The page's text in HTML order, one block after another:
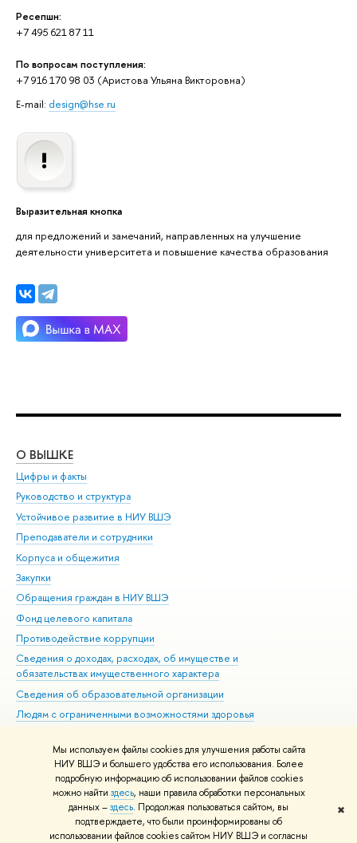
Мы используем файлы cookies для улучшения работы сайта
НИУ ВШЭ и большего удобства его использования. Более
подробную информацию об использовании файлов cookies
можно найти здесь, наши правила обработки персональных
данных –здесь. Продолжая пользоваться сайтом, вы
подтверждаете, что были проинформированы об
использовании файлов cookies сайтом НИУ ВШЭ и согласны
✖
Ресепшн:
+7 495 621 87 11
По вопросам поступления:
+7 916 170 98 03 (Аристова Ульяна Викторовна)
E-mail: design@hse.ru
Выразительная кнопка
для предложений и замечаний, направленных на улучшение
деятельности университета и повышение качества образования
О ВЫШКЕ
Цифры и факты
Руководство и структура
Устойчивое развитие в НИУ ВШЭ
Преподаватели и сотрудники
Корпуса и общежития
Закупки
Обращения граждан в НИУ ВШЭ
Фонд целевого капитала
Противодействие коррупции
Сведения о доходах, расходах, об имуществе и
обязательствах имущественного характера
Сведения об образовательной организации
Людям с ограниченными возможностями здоровья
Работа в Вышке
© НИУ ВШЭ 1993–2026 Адреса и контакты Условия использования